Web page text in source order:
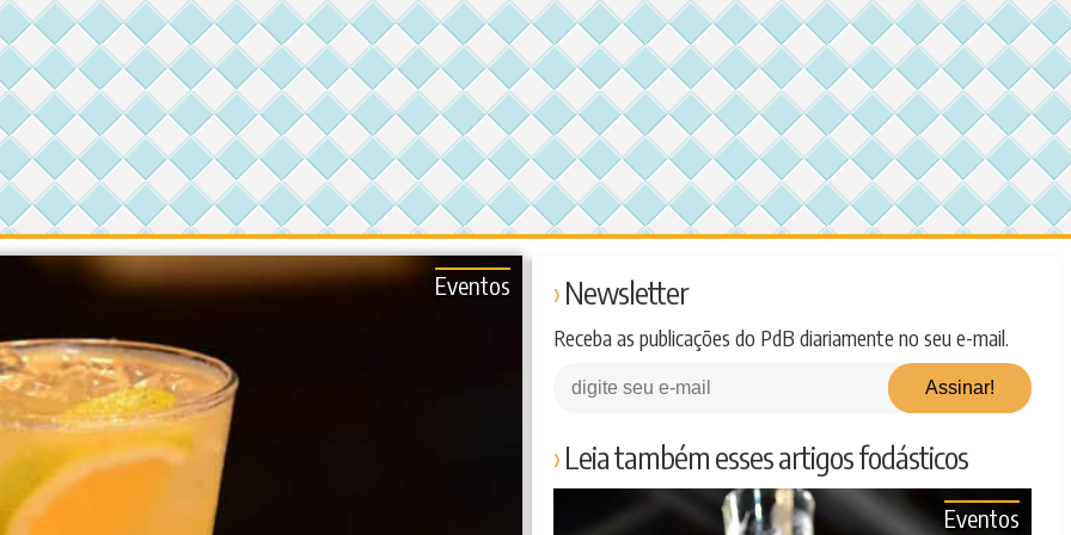
Eventos Newsletter
Receba as publicações do PdB diariamente no seu e-mail.
Leia também esses artigos fodásticos
Eventos